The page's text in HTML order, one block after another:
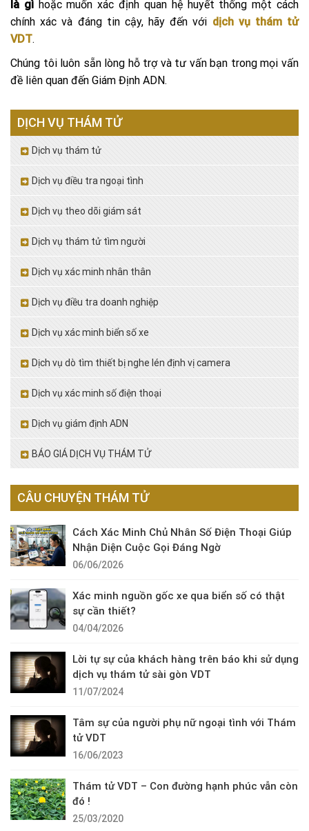
là gìhoặc muốn xác định quan hệ huyết thống một cách
chính xác và đáng tin cậy, hãy đến với dịch vụ thám tử
VDT.
Chúng tôi luôn sẵn lòng hỗ trợ và tư vấn bạn trong mọi vấn
đề liên quan đến Giám Định ADN.
DỊCH VỤ THÁM TỬ
Dịch vụ thám tử
Dịch vụ điều tra ngoại tình
Dịch vụ theo dõi giám sát
Dịch vụ thám tử tìm người
Dịch vụ xác minh nhân thân
Dịch vụ điều tra doanh nghiệp
Dịch vụ xác minh biển số xe
Dịch vụ dò tìm thiết bị nghe lén định vị camera
Dịch vụ xác minh số điện thoại
Dịch vụ giám định ADN
BÁO GIÁ DỊCH VỤ THÁM TỬ
CÂU CHUYỆN THÁM TỬ
Cách Xác Minh Chủ Nhân Số Điện Thoại Giúp
Nhận Diện Cuộc Gọi Đáng Ngờ
06/06/2026
Xác minh nguồn gốc xe qua biển số có thật
sự cần thiết?
04/04/2026
Lời tự sự của khách hàng trên báo khi sử dụng
dịch vụ thám tử sài gòn VDT
11/07/2024
Tâm sự của người phụ nữ ngoại tình với Thám
tử VDT
16/06/2023
Thám tử VDT – Con đường hạnh phúc vẫn còn
đó !
25/03/2020